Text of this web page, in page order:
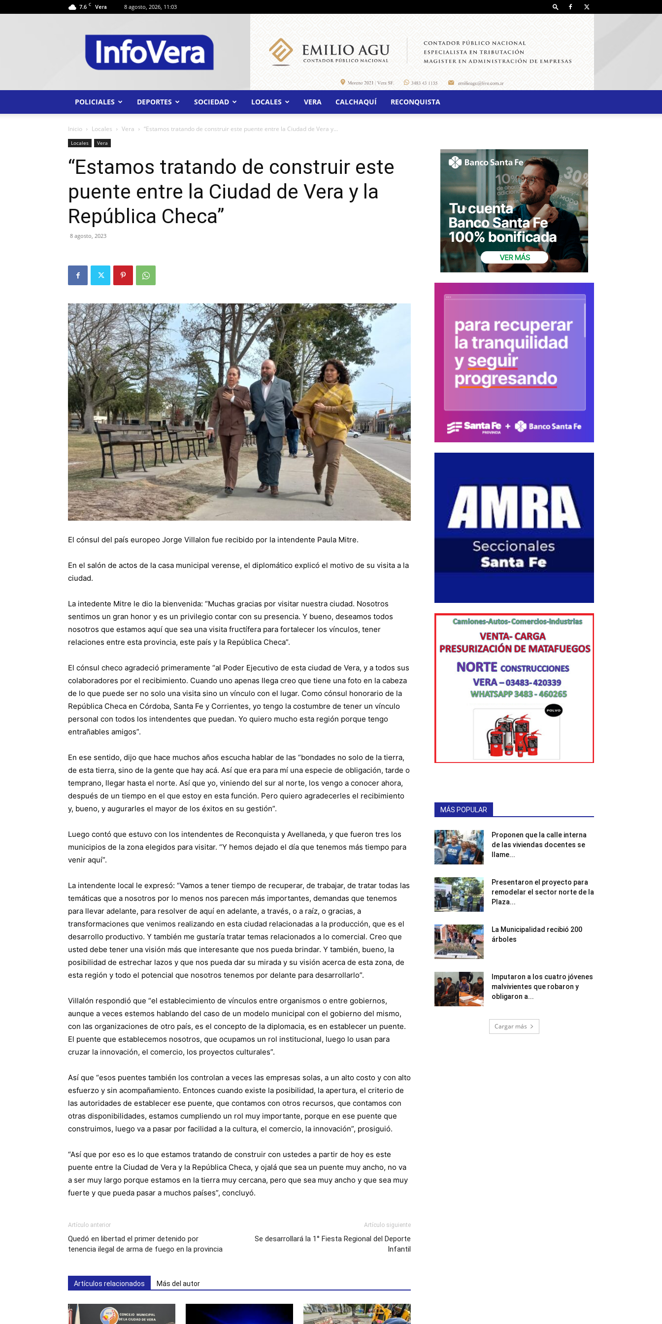
7.6 C Vera 8 agosto, 2026, 11:03
INFO
VERA
POLICIALES DEPORTES SOCIEDAD LOCALES VERA CALCHAQUÍ RECONQUISTA
Inicio Locales Vera “Estamos tratando de construir este puente entre la Ciudad de Vera y...
Locales Vera
“Estamos tratando de construir este
puente entre la Ciudad de Vera y la
República Checa”
8 agosto, 2023
El cónsul del país europeo Jorge Villalon fue recibido por la intendente Paula Mitre.
En el salón de actos de la casa municipal verense, el diplomático explicó el motivo de su visita a la
ciudad.
La intedente Mitre le dio la bienvenida: “Muchas gracias por visitar nuestra ciudad. Nosotros
sentimos un gran honor y es un privilegio contar con su presencia. Y bueno, deseamos todos
nosotros que estamos aquí que sea una visita fructífera para fortalecer los vínculos, tener
relaciones entre esta provincia, este país y la República Checa”.
El cónsul checo agradeció primeramente “al Poder Ejecutivo de esta ciudad de Vera, y a todos sus
colaboradores por el recibimiento. Cuando uno apenas llega creo que tiene una foto en la cabeza
de lo que puede ser no solo una visita sino un vínculo con el lugar. Como cónsul honorario de la
República Checa en Córdoba, Santa Fe y Corrientes, yo tengo la costumbre de tener un vínculo
personal con todos los intendentes que puedan. Yo quiero mucho esta región porque tengo
entrañables amigos”.
En ese sentido, dijo que hace muchos años escucha hablar de las “bondades no solo de la tierra,
de esta tierra, sino de la gente que hay acá. Así que era para mí una especie de obligación, tarde o
temprano, llegar hasta el norte. Así que yo, viniendo del sur al norte, los vengo a conocer ahora,
después de un tiempo en el que estoy en esta función. Pero quiero agradecerles el recibimiento
y, bueno, y augurarles el mayor de los éxitos en su gestión”.
Luego contó que estuvo con los intendentes de Reconquista y Avellaneda, y que fueron tres los
municipios de la zona elegidos para visitar. “Y hemos dejado el día que tenemos más tiempo para
venir aquí”.
La intendente local le expresó: “Vamos a tener tiempo de recuperar, de trabajar, de tratar todas las
temáticas que a nosotros por lo menos nos parecen más importantes, demandas que tenemos
para llevar adelante, para resolver de aquí en adelante, a través, o a raíz, o gracias, a
transformaciones que venimos realizando en esta ciudad relacionadas a la producción, que es el
desarrollo productivo. Y también me gustaría tratar temas relacionados a lo comercial. Creo que
usted debe tener una visión más que interesante que nos pueda brindar. Y también, bueno, la
posibilidad de estrechar lazos y que nos pueda dar su mirada y su visión acerca de esta zona, de
esta región y todo el potencial que nosotros tenemos por delante para desarrollarlo”.
Villalón respondió que “el establecimiento de vínculos entre organismos o entre gobiernos,
aunque a veces estemos hablando del caso de un modelo municipal con el gobierno del mismo,
con las organizaciones de otro país, es el concepto de la diplomacia, es en establecer un puente.
El puente que establecemos nosotros, que ocupamos un rol institucional, luego lo usan para
cruzar la innovación, el comercio, los proyectos culturales”.
Así que “esos puentes también los controlan a veces las empresas solas, a un alto costo y con alto
esfuerzo y sin acompañamiento. Entonces cuando existe la posibilidad, la apertura, el criterio de
las autoridades de establecer ese puente, que contamos con otros recursos, que contamos con
otras disponibilidades, estamos cumpliendo un rol muy importante, porque en ese puente que
construimos, luego va a pasar por facilidad a la cultura, el comercio, la innovación”, prosiguió.
“Así que por eso es lo que estamos tratando de construir con ustedes a partir de hoy es este
puente entre la Ciudad de Vera y la República Checa, y ojalá que sea un puente muy ancho, no va
a ser muy largo porque estamos en la tierra muy cercana, pero que sea muy ancho y que sea muy
fuerte y que pueda pasar a muchos países”, concluyó.
Artículo anterior
Quedó en libertad el primer detenido por
tenencia ilegal de arma de fuego en la provincia
Artículo siguiente
Se desarrollará la 1° Fiesta Regional del Deporte
Infantil
Artículos relacionados Más del autor
MÁS POPULAR
Proponen que la calle interna
de las viviendas docentes se
llame...
Presentaron el proyecto para
remodelar el sector norte de la
Plaza...
La Municipalidad recibió 200
árboles
Imputaron a los cuatro jóvenes
malvivientes que robaron y
obligaron a...
Cargar más